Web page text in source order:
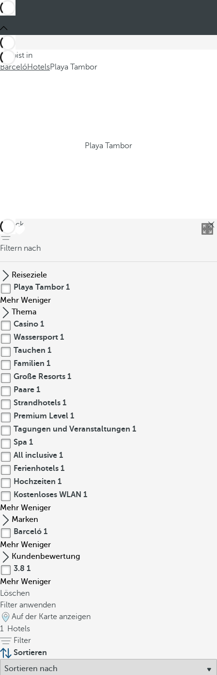
Du bist in
BarcelóHotelsPlaya Tambor
Playa Tambor
zurück
Filtern nach
Reiseziele
Playa Tambor 1
Mehr Weniger
Thema
Casino 1
Wassersport 1
Tauchen 1
Familien 1
Große Resorts 1
Paare 1
Strandhotels 1
Premium Level 1
Tagungen und Veranstaltungen 1
Spa 1
All inclusive 1
Ferienhotels 1
Hochzeiten 1
Kostenloses WLAN 1
Mehr Weniger
Marken
Barceló 1
Mehr Weniger
Kundenbewertung
3.8 1
Mehr Weniger
Löschen
Filter anwenden
Auf der Karte anzeigen
1 Hotels
Filter
Sortieren